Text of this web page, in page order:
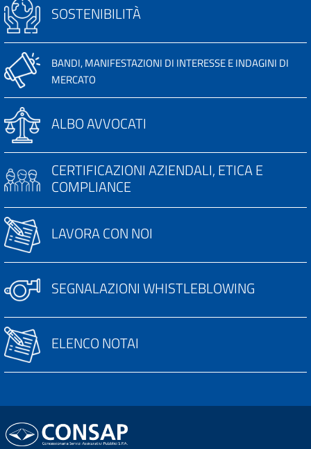
SOSTENIBILITÀ
BANDI, MANIFESTAZIONI DI INTERESSE E INDAGINI DI
MERCATO
ALBO AVVOCATI
CERTIFICAZIONI AZIENDALI, ETICA E
COMPLIANCE
LAVORA CON NOI
SEGNALAZIONI WHISTLEBLOWING
ELENCO NOTAI